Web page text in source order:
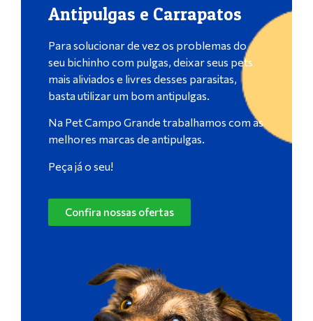
Antipulgas e Carrapatos
Para solucionar de vez os problemas do
seu bichinho com pulgas, deixar seus pets
mais aliviados e livres desses parasitas,
basta utilizar um bom antipulgas.
Na Pet Campo Grande trabalhamos com as
melhores marcas de antipulgas.
Peça já o seu!
Confira nossas ofertas